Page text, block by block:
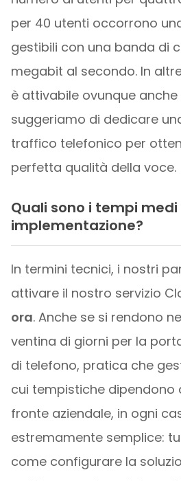
per 40 utenti occorrono
gestibili con una banda di
megabit al secondo. In
è attivabile ovunque anche
suggeriamo di dedicare
traffico telefonico per
perfetta qualità della voce.
Quali sono i tempi medi
implementazione?
In termini tecnici, i nostri
attivare il nostro servizio
ora. Anche se si rendono
ventina di giorni per la
di telefono, pratica che
cui tempistiche dipendono
fronte aziendale, in ogni
estremamente semplice:
come configurare la